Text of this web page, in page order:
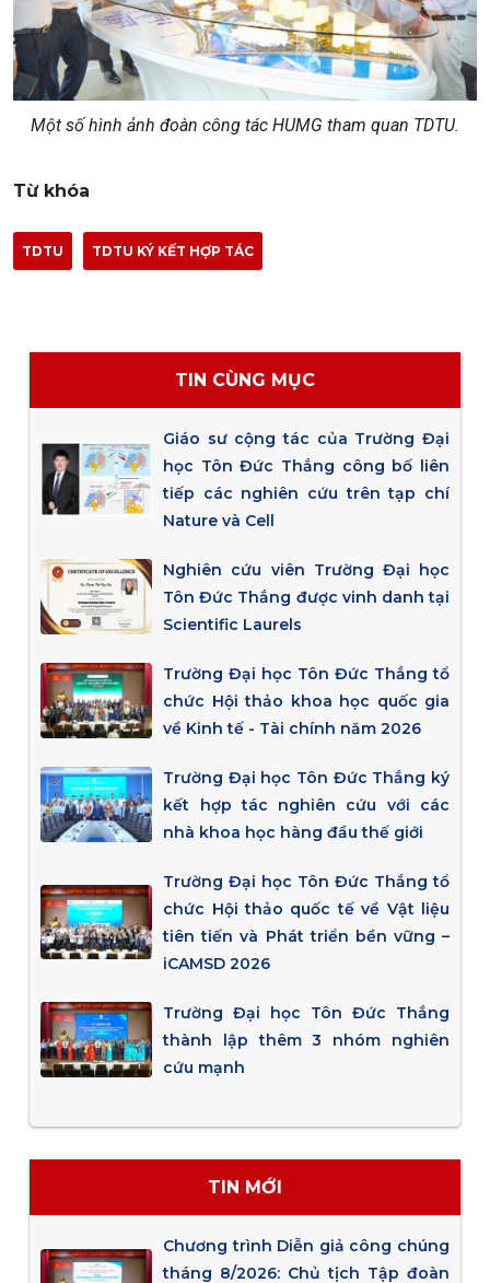
Một số hình ảnh đoàn công tác HUMG tham quan TDTU.
Từ khóa
TDTU TDTU KÝ KẾT HỢP TÁC
TIN CÙNG MỤC
Giáo sư cộng tác của Trường Đại
học Tôn Đức Thắng công bố liên
tiếp các nghiên cứu trên tạp chí
Nature và Cell
Nghiên cứu viên Trường Đại học
Tôn Đức Thắng được vinh danh tại
Scientific Laurels
Trường Đại học Tôn Đức Thắng tổ
chức Hội thảo khoa học quốc gia
về Kinh tế - Tài chính năm 2026
Trường Đại học Tôn Đức Thắng ký
kết hợp tác nghiên cứu với các
nhà khoa học hàng đầu thế giới
Trường Đại học Tôn Đức Thắng tổ
chức Hội thảo quốc tế về Vật liệu
tiên tiến và Phát triển bền vững –
iCAMSD 2026
Trường Đại học Tôn Đức Thắng
thành lập thêm 3 nhóm nghiên
cứu mạnh
TIN MỚI
Chương trình Diễn giả công chúng
tháng 8/2026: Chủ tịch Tập đoàn